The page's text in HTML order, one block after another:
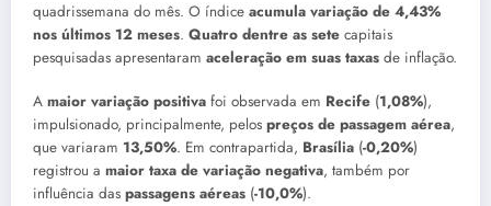
quadrissemana do mês. O índice acumula variação de 4,43%
nos últimos 12 meses. Quatro dentre as sete capitais
pesquisadas apresentaram aceleração em suas taxas de inflação.
A maior variação positiva foi observada em Recife (1,08%),
impulsionado, principalmente, pelos preços de passagem aérea,
que variaram 13,50%. Em contrapartida, Brasília (-0,20%)
registrou a maior taxa de variação negativa, também por
influência das passagens aéreas (-10,0%).